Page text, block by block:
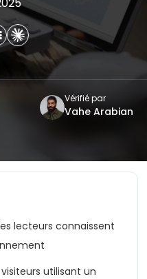
Vérifié par
Vahe Arabian
lecteurs connaissent
visiteurs utilisant un